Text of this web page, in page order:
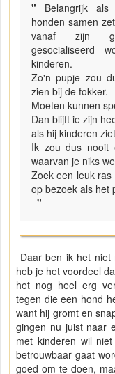
" Belangrijk
honden samen
vanaf zijn
gesocialiseerd
kinderen.
Zo'n pupje zou
zien bij de fokker.
Moeten kunnen
Dan blijft ie zijn
als hij kinderen
Ik zou dus nooit
waarvan je niks
Zoek een leuk
op bezoek als het
"
Daar ben ik het niet
heb je het voordeel
het nog heel erg
tegen die een hond
want hij gromt en
gingen nu juist naar
met kinderen wil
betrouwbaar gaat
goed om te doen,